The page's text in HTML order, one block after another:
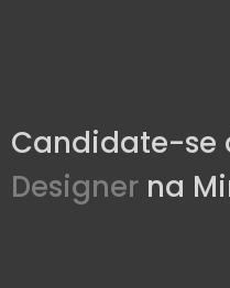
Candidate-se
Designer na